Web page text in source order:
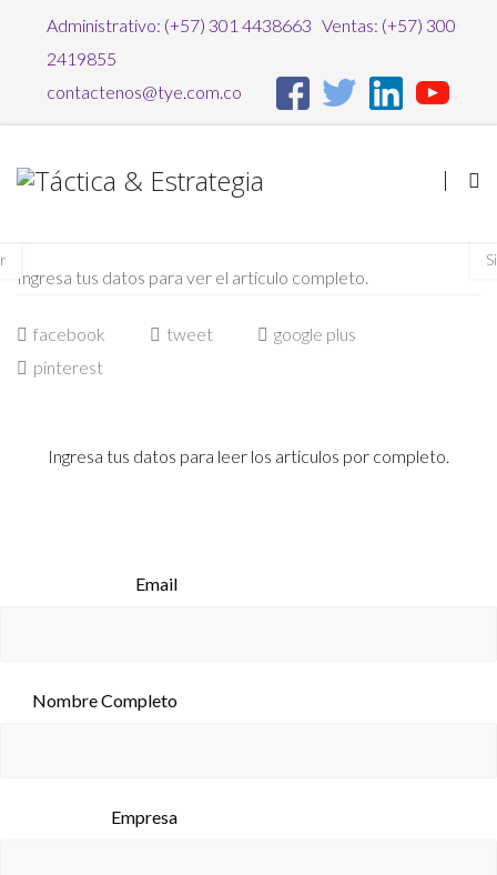
Administrativo: (+57) 301 4438663 Ventas: (+57) 300
2419855
contactenos@tye.com.co
Ingresa tus datos para ver el articulo completo.
facebook tweet
google plus
pinterest
Ingresa tus datos para leer los articulos por completo.
Email
Nombre Completo
Empresa